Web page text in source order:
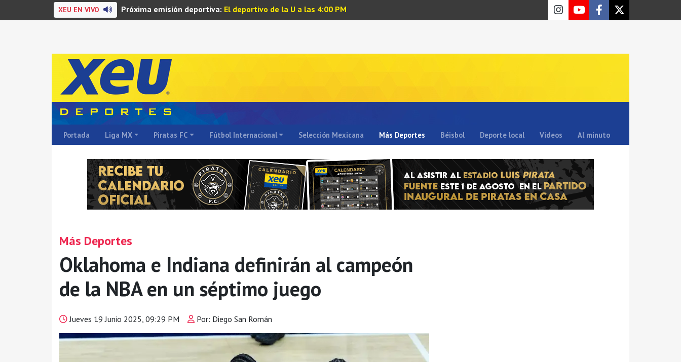
XEU EN VIVO Próxima emisión deportiva: El deportivo de la U a las 4:00 PM
Portada Liga MX Piratas FC Fútbol Internacional Selección Mexicana Más Deportes Béisbol Deporte local Videos Al minuto
Más Deportes
Oklahoma e Indiana definirán al campeón
de la NBA en un séptimo juego
Jueves 19 Junio 2025, 09:29 PM Por: Diego San Román